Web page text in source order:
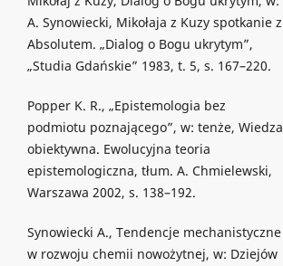
A. Synowiecki, Mikołaja z Kuzy spotkanie z
Absolutem. „Dialog o Bogu ukrytym”,
„Studia Gdańskie” 1983, t. 5, s. 167–220.
Popper K. R., „Epistemologia bez
podmiotu poznającego”, w: tenże, Wiedza
obiektywna. Ewolucyjna teoria
epistemologiczna, tłum. A. Chmielewski,
Warszawa 2002, s. 138–192.
Synowiecki A., Tendencje mechanistyczne
w rozwoju chemii nowożytnej, w: Dziejów